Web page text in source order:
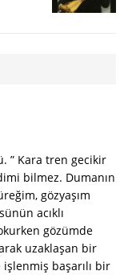
” Kara tren gecikir
bilmez. Dumanın
gözyaşım
acıklı
gözümde
uzaklaşan bir
başarılı bir